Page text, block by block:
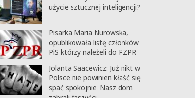
użycie sztucznej inteligencji?
Pisarka Maria Nurowska,
opublikowała listę członków
PiS którzy należeli do PZPR
Jolanta Saacewicz: Już nikt w
Polsce nie powinien kłaść się
spać spokojnie. Nasz dom